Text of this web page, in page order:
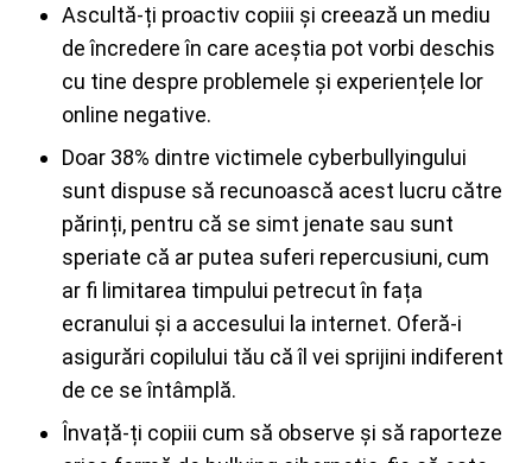
Ascultă-ți proactiv copiii și creează un mediu
de încredere în care aceștia pot vorbi deschis
cu tine despre problemele și experiențele lor
online negative.
Doar 38% dintre victimele cyberbullyingului
sunt dispuse să recunoască acest lucru către
părinți, pentru că se simt jenate sau sunt
speriate că ar putea suferi repercusiuni, cum
ar fi limitarea timpului petrecut în fața
ecranului și a accesului la internet. Oferă-i
asigurări copilului tău că îl vei sprijini indiferent
de ce se întâmplă.
Învață-ți copiii cum să observe și să raporteze